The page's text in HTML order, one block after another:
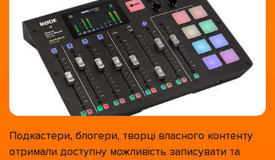
Подкастери, блогери, творці власного контенту
отримали доступну можливість записувати та